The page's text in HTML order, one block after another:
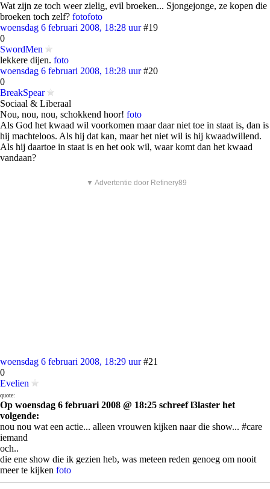
Wat zijn ze toch weer zielig, evil broeken... Sjongejonge, ze kopen die
broeken toch zelf? fotofoto
woensdag 6 februari 2008, 18:28 uur #19
0
SwordMen
lekkere dijen. foto
woensdag 6 februari 2008, 18:28 uur #20
0
BreakSpear
Sociaal & Liberaal
Nou, nou, nou, schokkend hoor! foto
Als God het kwaad wil voorkomen maar daar niet toe in staat is, dan is
hij machteloos. Als hij dat kan, maar het niet wil is hij kwaadwillend.
Als hij daartoe in staat is en het ook wil, waar komt dan het kwaad
vandaan?
▼ Advertentie door Refinery89
woensdag 6 februari 2008, 18:29 uur #21
0
Evelien
quote:
Op woensdag 6 februari 2008 @ 18:25 schreef l3laster het
volgende:
nou nou wat een actie... alleen vrouwen kijken naar die show... #care
iemand
och..
die ene show die ik gezien heb, was meteen reden genoeg om nooit
meer te kijken foto